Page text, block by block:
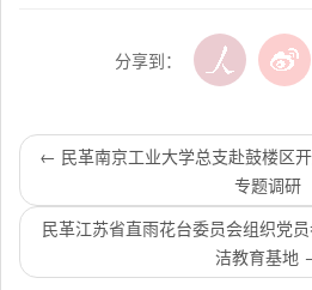
分享到：
← 民革南京工业大学总支赴鼓楼区
专题调研
民革江苏省直雨花台委员会组织党
洁教育基地